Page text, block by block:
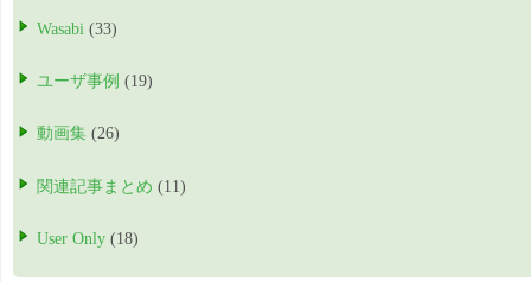
Wasabi (33)
ユーザ事例 (19)
動画集 (26)
関連記事まとめ (11)
User Only (18)